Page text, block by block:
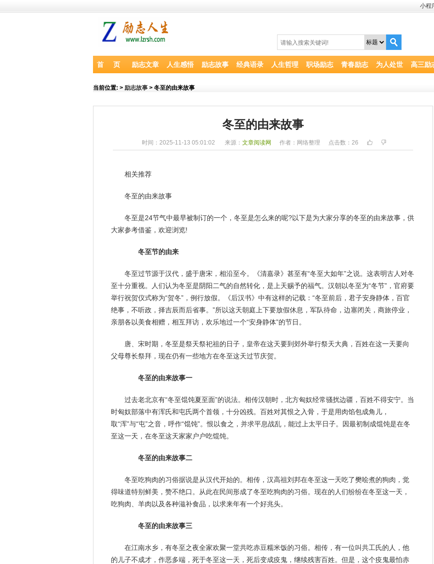
小程
首 页 励志文章 人生感悟 励志故事 经典语录 人生哲理 职场励志 青春励志 为人处世 高三励
当前位置: > 励志故事 > 冬至的由来故事
冬至的由来故事
时间：2025-11-13 05:01:02 来源： 文章阅读网 作者：网络整理 点击数： 26
相关推荐
冬至的由来故事
冬至是24节气中最早被制订的一个，冬至是怎么来的呢?以下是为大家分享的冬至的由来故事，供
大家参考借鉴，欢迎浏览!
冬至节的由来
冬至过节源于汉代，盛于唐宋，相沿至今。《清嘉录》甚至有“冬至大如年”之说。这表明古人对冬
至十分重视。人们认为冬至是阴阳二气的自然转化，是上天赐予的福气。汉朝以冬至为“冬节”，官府要
举行祝贺仪式称为“贺冬”，例行放假。《后汉书》中有这样的记载：“冬至前后，君子安身静体，百官
绝事，不听政，择吉辰而后省事。”所以这天朝庭上下要放假休息，军队待命，边塞闭关，商旅停业，
亲朋各以美食相赠，相互拜访，欢乐地过一个“安身静体”的节日。
唐、宋时期，冬至是祭天祭祀祖的日子，皇帝在这天要到郊外举行祭天大典，百姓在这一天要向
父母尊长祭拜，现在仍有一些地方在冬至这天过节庆贺。
冬至的由来故事一
过去老北京有“冬至馄饨夏至面”的说法。相传汉朝时，北方匈奴经常骚扰边疆，百姓不得安宁。当
时匈奴部落中有浑氏和屯氏两个首领，十分凶残。百姓对其恨之入骨，于是用肉馅包成角儿，
取“浑”与“屯”之音，呼作“馄饨”。恨以食之，并求平息战乱，能过上太平日子。因最初制成馄饨是在冬
至这一天，在冬至这天家家户户吃馄饨。
冬至的由来故事二
冬至吃狗肉的习俗据说是从汉代开始的。相传，汉高祖刘邦在冬至这一天吃了樊哙煮的狗肉，觉
得味道特别鲜美，赞不绝口。从此在民间形成了冬至吃狗肉的习俗。现在的人们纷纷在冬至这一天，
吃狗肉、羊肉以及各种滋补食品，以求来年有一个好兆头。
冬至的由来故事三
在江南水乡，有冬至之夜全家欢聚一堂共吃赤豆糯米饭的习俗。相传，有一位叫共工氏的人，他
的儿子不成才，作恶多端，死于冬至这一天，死后变成疫鬼，继续残害百姓。但是，这个疫鬼最怕赤